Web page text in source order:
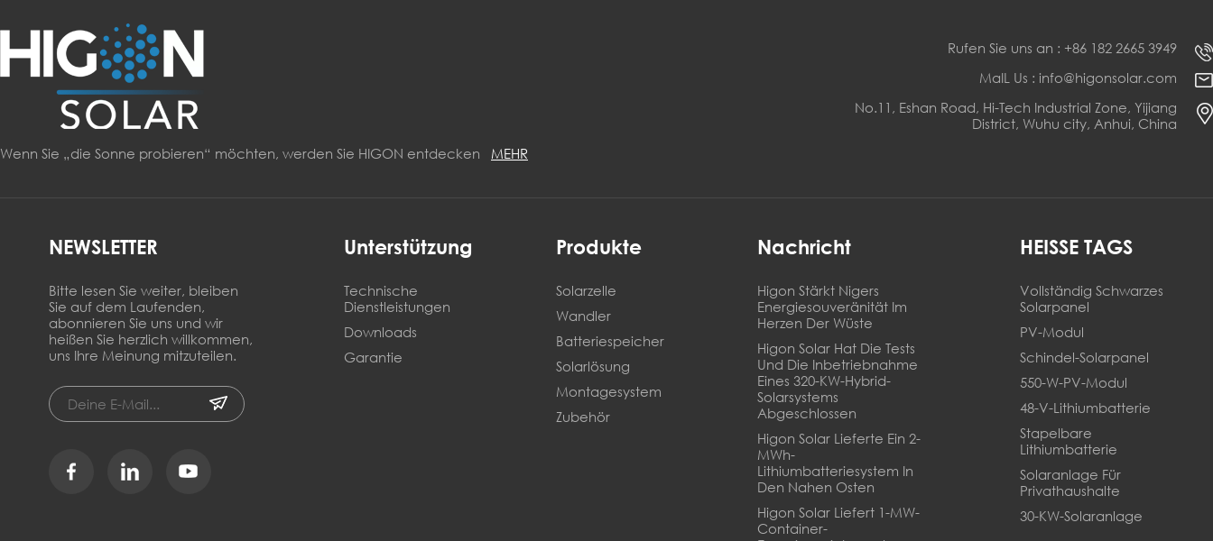
Wenn Sie „die Sonne probieren“ möchten, werden Sie HIGON entdecken MEHR
Rufen Sie uns an : +86 182 2665 3949
MaIL Us : info@higonsolar.com
No.11, Eshan Road, Hi-Tech Industrial Zone, Yijiang
District, Wuhu city, Anhui, China
NEWSLETTER
Bitte lesen Sie weiter, bleiben
Sie auf dem Laufenden,
abonnieren Sie uns und wir
heißen Sie herzlich willkommen,
uns Ihre Meinung mitzuteilen.
Unterstützung
Technische
Dienstleistungen
Downloads
Garantie
Produkte
Solarzelle
Wandler
Batteriespeicher
Solarlösung
Montagesystem
Zubehör
Nachricht
Higon Stärkt Nigers
Energiesouveränität Im
Herzen Der Wüste
Higon Solar Hat Die Tests
Und Die Inbetriebnahme
Eines 320-KW-Hybrid-
Solarsystems
Abgeschlossen
Higon Solar Lieferte Ein 2-
MWh-
Lithiumbatteriesystem In
Den Nahen Osten
Higon Solar Liefert 1-MW-
Container-
HEISSE TAGS
Vollständig Schwarzes
Solarpanel
PV-Modul
Schindel-Solarpanel
550-W-PV-Modul
48-V-Lithiumbatterie
Stapelbare
Lithiumbatterie
Solaranlage Für
Privathaushalte
30-KW-Solaranlage